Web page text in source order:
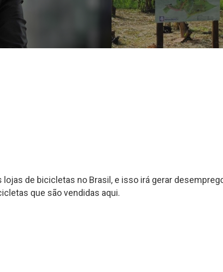
de bicicletas no Brasil, e isso irá gerar
que são vendidas aqui.